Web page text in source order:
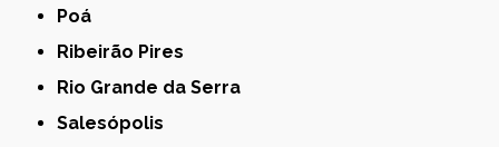
Poá
Ribeirão Pires
Rio Grande da Serra
Salesópolis